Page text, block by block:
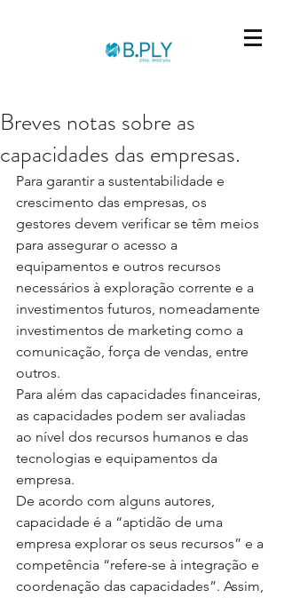
Breves notas sobre as
capacidades das empresas.
Para garantir a sustentabilidade e
crescimento das empresas, os
gestores devem verificar se têm meios
para assegurar o acesso a
equipamentos e outros recursos
necessários à exploração corrente e a
investimentos futuros, nomeadamente
investimentos de marketing como a
comunicação, força de vendas, entre
outros.
Para além das capacidades financeiras,
as capacidades podem ser avaliadas
ao nível dos recursos humanos e das
tecnologias e equipamentos da
empresa.
De acordo com alguns autores,
capacidade é a “aptidão de uma
empresa explorar os seus recursos” e a
competência “refere-se à integração e
coordenação das capacidades”. Assim,